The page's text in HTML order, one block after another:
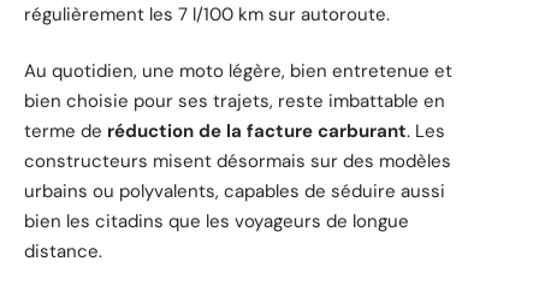
régulièrement les 7 l/100 km sur autoroute.
Au quotidien, une moto légère, bien entretenue et
bien choisie pour ses trajets, reste imbattable en
terme de réduction de la facture carburant. Les
constructeurs misent désormais sur des modèles
urbains ou polyvalents, capables de séduire aussi
bien les citadins que les voyageurs de longue
distance.